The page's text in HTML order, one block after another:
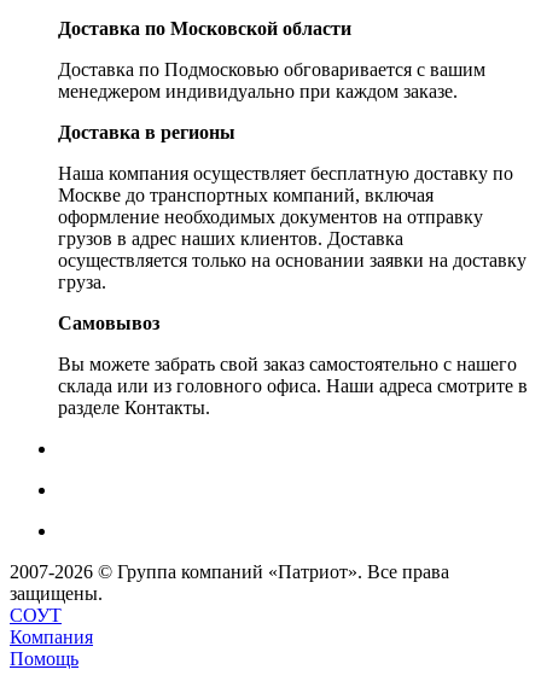
Доставка по Московской области
Доставка по Подмосковью обговаривается с вашим
менеджером индивидуально при каждом заказе.
Доставка в регионы
Наша компания осуществляет бесплатную доставку по
Москве до транспортных компаний, включая
оформление необходимых документов на отправку
грузов в адрес наших клиентов. Доставка
осуществляется только на основании заявки на доставку
груза.
Самовывоз
Вы можете забрать свой заказ самостоятельно с нашего
склада или из головного офиса. Наши адреса смотрите в
разделе Контакты.
2007-2026 © Группа компаний «Патриот». Все права
защищены.
СОУТ
Компания
Помощь